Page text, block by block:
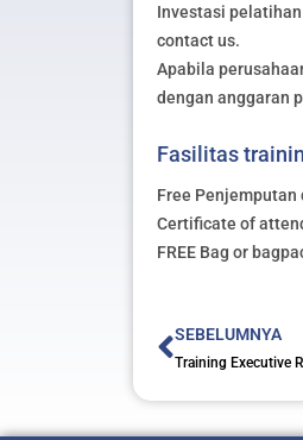
Investasi
contact us.
Apabila
dengan anggaran
Fasilitas
Free Penjemputan
Certificate of
FREE Bag or
Prev
SEBELUMNYA